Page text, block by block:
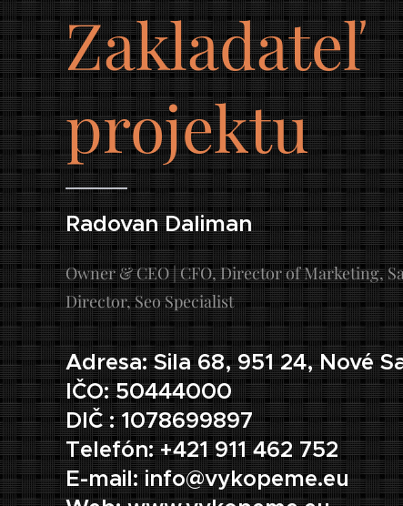
Zakladateľ
projektu
Radovan Daliman
Owner & CEO | CFO, Director of Marketing,
Director, Seo Specialist
Adresa: Sila 68, 951 24, Nové
IČO: 50444000
DIČ : 1078699897
Telefón: +421 911 462 752
E-mail: info@vykopeme.eu